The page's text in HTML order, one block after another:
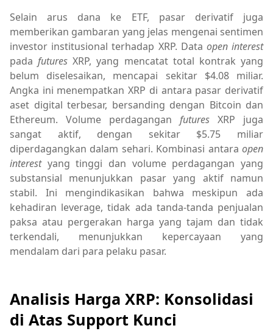
Selain arus dana ke ETF, pasar derivatif juga
memberikan gambaran yang jelas mengenai sentimen
investor institusional terhadap XRP. Data open interest
padafutures XRP, yang mencatat total kontrak yang
belum diselesaikan, mencapai sekitar $4.08 miliar.
Angka ini menempatkan XRP di antara pasar derivatif
aset digital terbesar, bersanding dengan Bitcoin dan
Ethereum. Volume perdagangan futures XRP juga
sangat aktif, dengan sekitar $5.75 miliar
diperdagangkan dalam sehari. Kombinasi antara open
interestyang tinggi dan volume perdagangan yang
substansial menunjukkan pasar yang aktif namun
stabil. Ini mengindikasikan bahwa meskipun ada
kehadiran leverage, tidak ada tanda-tanda penjualan
paksa atau pergerakan harga yang tajam dan tidak
terkendali, menunjukkan kepercayaan yang
mendalam dari para pelaku pasar.
Analisis Harga XRP: Konsolidasi
di Atas Support Kunci